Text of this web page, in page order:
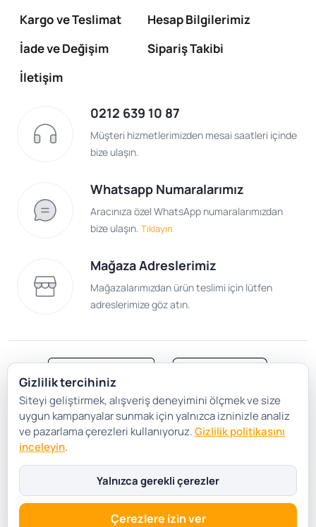
Kargo ve Teslimat
Hesap Bilgilerimiz
İade ve Değişim
Sipariş Takibi
İletişim
0212 639 10 87
Müşteri hizmetlerimizden mesai saatleri içinde
bize ulaşın.
Whatsapp Numaralarımız
Aracınıza özel WhatsApp numaralarımızdan
bize ulaşın. Tıklayın
Mağaza Adreslerimiz
Mağazalarımızdan ürün teslimi için lütfen
adreslerimize göz atın.
Satış Sözleşmesi
Gizlilik ve Güvenlik
Gizlilik Politikası
Çerez Tercihleri
Gizlilik tercihiniz
Siteyi geliştirmek, alışveriş deneyimini ölçmek ve size
uygun kampanyalar sunmak için yalnızca izninizle analiz
ve pazarlama çerezleri kullanıyoruz.Gizlilik politikasını
inceleyin.
Yalnızca gerekli çerezler
Çerezlere izin ver